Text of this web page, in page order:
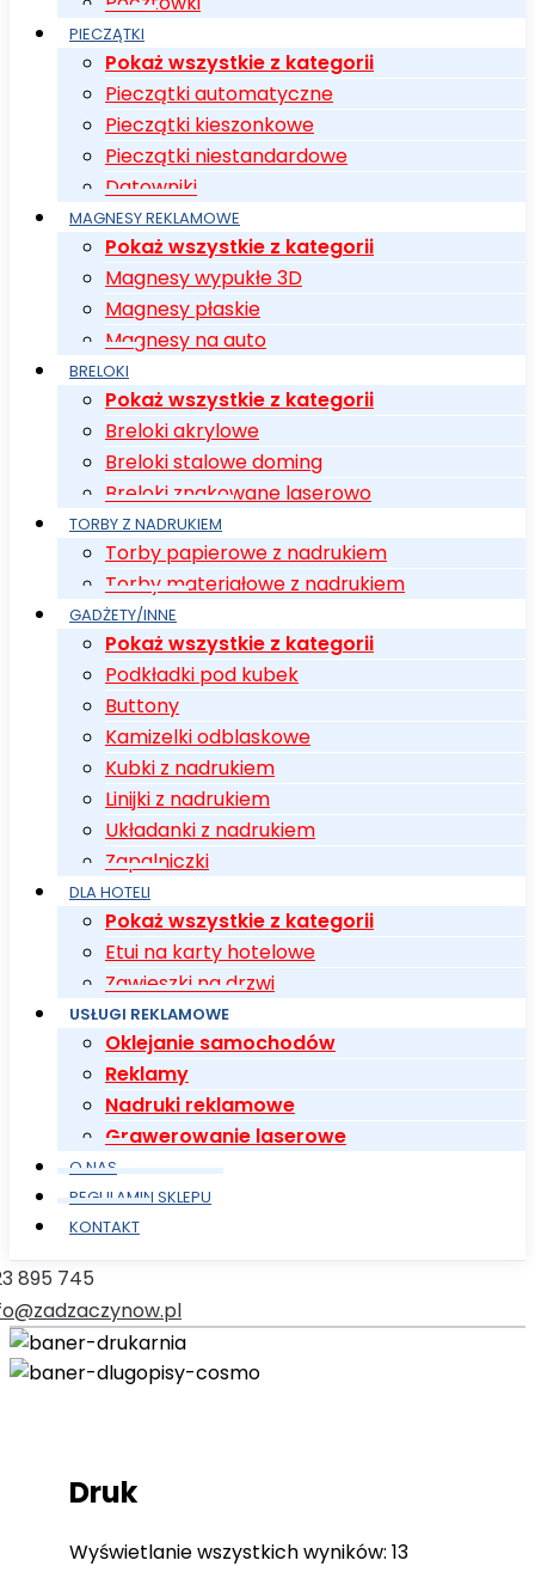
PIECZĄTKI
Pokaż wszystkie z kategorii
Pieczątki automatyczne
Pieczątki kieszonkowe
Pieczątki niestandardowe
Datowniki
MAGNESY REKLAMOWE
Pokaż wszystkie z kategorii
Magnesy wypukłe 3D
Magnesy płaskie
Magnesy na auto
BRELOKI
Pokaż wszystkie z kategorii
Breloki akrylowe
Breloki stalowe doming
Breloki znakowane laserowo
TORBY Z NADRUKIEM
Torby papierowe z nadrukiem
Torby materiałowe z nadrukiem
GADŻETY/INNE
Pokaż wszystkie z kategorii
Podkładki pod kubek
Buttony
Kamizelki odblaskowe
Kubki z nadrukiem
Linijki z nadrukiem
Układanki z nadrukiem
Zapalniczki
DLA HOTELI
Pokaż wszystkie z kategorii
Etui na karty hotelowe
Zawieszki na drzwi
USŁUGI REKLAMOWE
Oklejanie samochodów
Reklamy
Nadruki reklamowe
Grawerowanie laserowe
O NAS
REGULAMIN SKLEPU
KONTAKT
895 745
Druk
Wyświetlanie wszystkich wyników: 13